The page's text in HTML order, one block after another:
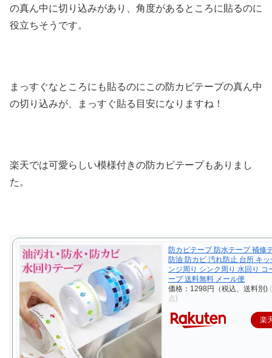
の真ん中に切り込みがあり、角度があるところに貼るのに
役立ちそうです。
まっすぐなところにも貼るのにこの防カビテープの真ん中
の切り込みが、まっすぐ貼る目安になりますね！
楽天では可愛らしい模様付きの防カビテープもありまし
た。
防カビテープ 防水テープ 補修
防油 防カビ 汚れ防止 台所 キ
ンジ周り シンク周り 水回り コ
ープ 送料無料 メール便
価格：1298円（税込、送料別)
点)
楽